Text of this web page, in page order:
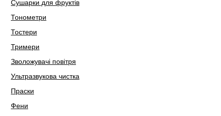
Сушарки для фруктів
Тонометри
Тостери
Тримери
Зволожувачі повітря
Ультразвукова чистка
Праски
Фени